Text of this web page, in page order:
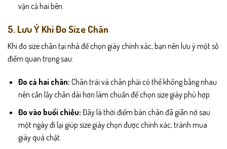
vặn cả hai bên.
5. Lưu Ý Khi Đo Size Chân
Khi đo size chân tại nhà để chọn giày chính xác, bạn nên lưu ý một số
điểm quan trọng sau:
Đo cả hai chân: Chân trái và chân phải có thể không bằng nhau
nên cần lấy chân dài hơn làm chuẩn để chọn size giày phù hợp.
Đo vào buổi chiều: Đây là thời điểm bàn chân đã giãn nở sau
một ngày đi lại giúp size giày chọn được chính xác, tránh mua
giày quá chật.